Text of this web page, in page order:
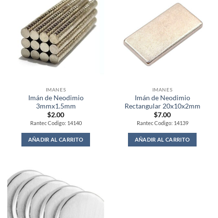
IMANES
Imán de Neodimio
3mmx1.5mm
$2.00
Rantec Codigo: 14140
AÑADIR AL CARRITO
IMANES
Imán de Neodimio
Rectangular 20x10x2mm
$7.00
Rantec Codigo: 14139
AÑADIR AL CARRITO